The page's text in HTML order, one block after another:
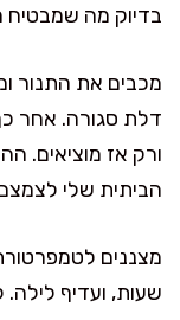
בדיוק מה
ורק אז מוציאים.
הביתית שלי
שעות, ועדיף